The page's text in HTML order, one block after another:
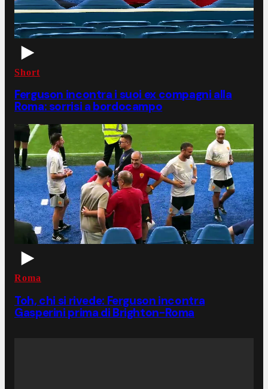
Short
Ferguson incontra i suoi ex compagni alla
Roma: sorrisi a bordocampo
Roma
Toh, chi si rivede: Ferguson incontra
Gasperini prima di Brighton-Roma